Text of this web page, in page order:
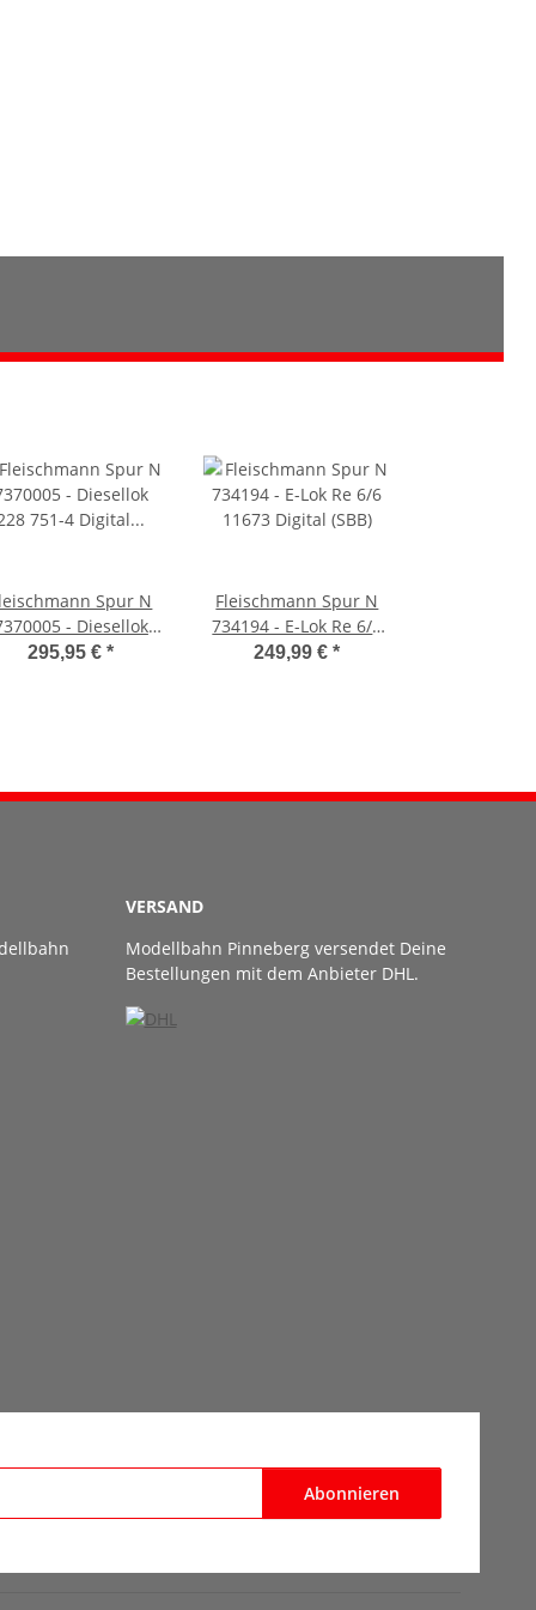
Spur N
- Diesellok
228 751-4 Digital (DB
295,95 €*
Fleischmann Spur N
734194 - E-Lok Re 6/6
11673 Digital (SBB)
249,99 €*
VERSAND
Modellbahn Pinneberg versendet Deine
Bestellungen mit dem Anbieter DHL.
Abonnieren